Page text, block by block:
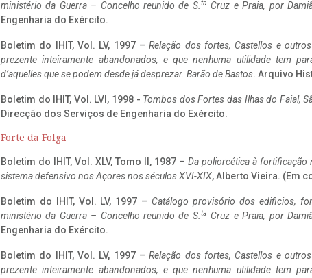
ministério da Guerra – Concelho reunido de S. ta Cruz e Praia, por
Engenharia do Exército.
Boletim do IHIT, Vol. LV, 1997 –Relação dos fortes, Castellos e
prezente inteiramente abandonados, e que nenhuma utilidade tem
d’aquelles que se podem desde já desprezar. Barão de Bastos. Arquivo
Boletim do IHIT, Vol. LVI, 1998 - Tombos dos Fortes das Ilhas do Faial,
Direcção dos Serviços de Engenharia do Exército.
Forte da Folga
Boletim do IHIT, Vol. XLV, Tomo II, 1987 – Da poliorcética à
sistema defensivo nos Açores nos séculos XVI-XIX, Alberto Vieira. (Em
Boletim do IHIT, Vol. LV, 1997 – Catálogo provisório dos edificios,
ministério da Guerra – Concelho reunido de S. ta Cruz e Praia, por
Engenharia do Exército.
Boletim do IHIT, Vol. LV, 1997 –Relação dos fortes, Castellos e
prezente inteiramente abandonados, e que nenhuma utilidade tem